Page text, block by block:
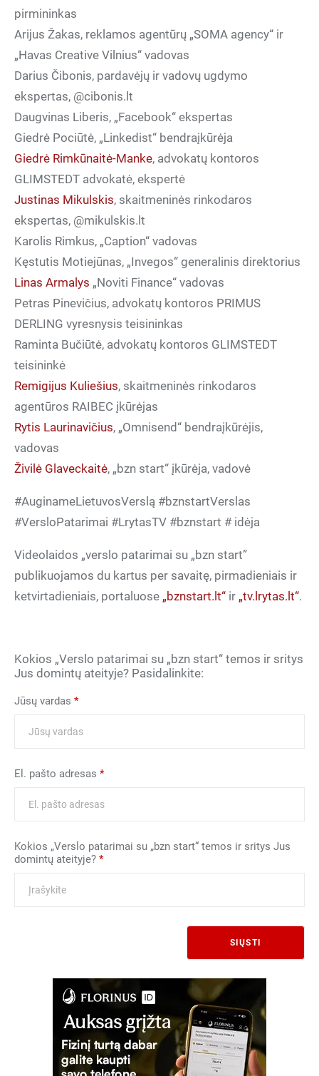
pirmininkas
Arijus Žakas, reklamos agentūrų „SOMA agency“ ir
„Havas Creative Vilnius“ vadovas
Darius Čibonis, pardavėjų ir vadovų ugdymo
ekspertas, @cibonis.lt
Daugvinas Liberis, „Facebook“ ekspertas
Giedrė Pociūtė, „Linkedist“ bendraįkūrėja
Giedrė Rimkūnaitė-Manke, advokatų kontoros
GLIMSTEDT advokatė, ekspertė
Justinas Mikulskis, skaitmeninės rinkodaros
ekspertas, @mikulskis.lt
Karolis Rimkus, „Caption“ vadovas
Kęstutis Motiejūnas, „Invegos“ generalinis direktorius
Linas Armalys „Noviti Finance“ vadovas
Petras Pinevičius, advokatų kontoros PRIMUS
DERLING vyresnysis teisininkas
Raminta Bučiūtė, advokatų kontoros GLIMSTEDT
teisininkė
Remigijus Kuliešius, skaitmeninės rinkodaros
agentūros RAIBEC įkūrėjas
Rytis Laurinavičius, „Omnisend“ bendraįkūrėjis,
vadovas
Živilė Glaveckaitė, „bzn start“ įkūrėja, vadovė
#AuginameLietuvosVerslą #bznstartVerslas
#VersloPatarimai #LrytasTV #bznstart # idėja
Videolaidos „verslo patarimai su „bzn start”
publikuojamos du kartus per savaitę, pirmadieniais ir
ketvirtadieniais, portaluose „bznstart.lt“ ir „tv.lrytas.lt“.
Kokios „Verslo patarimai su „bzn start“ temos ir sritys
Jus domintų ateityje? Pasidalinkite:
Jūsų vardas *
El. pašto adresas *
Kokios „Verslo patarimai su „bzn start“ temos ir sritys Jus
domintų ateityje? *